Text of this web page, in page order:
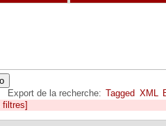
Export de la recherche: Tagged XML
filtres]